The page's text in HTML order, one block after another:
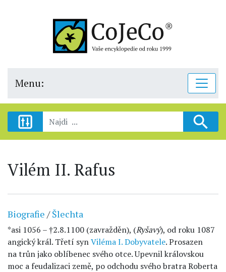
Menu:
Vilém II. Rafus
Biografie /Šlechta
*asi 1056 – †2.8.1100 (zavražděn), (Ryšavý), od roku 1087
angický král. Třetí synViléma I. Dobyvatele. Prosazen
na trůn jako oblíbenec svého otce. Upevnil královskou
moc a feudalizaci země, po odchodu svého bratra Roberta